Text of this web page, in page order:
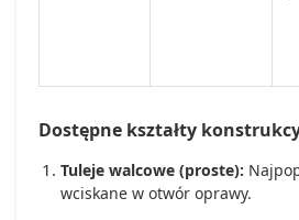
Dostępne kształty
Tuleje walcowe (proste):
wciskane w otwór oprawy.